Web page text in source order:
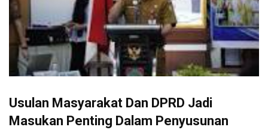
Usulan Masyarakat Dan DPRD Jadi
Masukan Penting Dalam Penyusunan